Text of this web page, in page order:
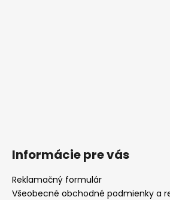
Informácie pre vás
Reklamačný formulár
Všeobecné obchodné podmienky a